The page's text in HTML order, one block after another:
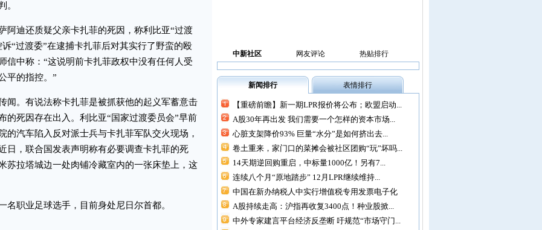
。
迪还质疑父亲卡扎菲的死因，称利比亚“过渡
“过渡委”在逮捕卡扎菲后对其实行了野蛮的殴
信中称：“这说明前卡扎菲政权中没有任何人受
平的指控。”
。有说法称卡扎菲是被抓获他的起义军蓄意击
的死因存在出入。利比亚“国家过渡委员会”早前
的汽车陷入反对派士兵与卡扎菲军队交火现场，
日，联合国发表声明称有必要调查卡扎菲的死
苏拉塔城边一处肉铺冷藏室内的一张床垫上，这
职业足球选手，目前身处尼日尔首都。
中新社区 网友评论 热贴排行
新闻排行 表情排行
【重磅前瞻】新一期LPR报价将公布；欧盟启动...
A股30年再出发 我们需要一个怎样的资本市场...
心脏支架降价93% 巨量“水分”是如何挤出去...
卷土重来，家门口的菜摊会被社区团购“玩”坏吗...
14天期逆回购重启，中标量1000亿！另有7...
连续八个月“原地踏步” 12月LPR继续维持...
中国在新办纳税人中实行增值税专用发票电子化
A股持续走高：沪指再收复3400点！种业股掀...
中外专家建言平台经济反垄断 吁规范“市场守门...